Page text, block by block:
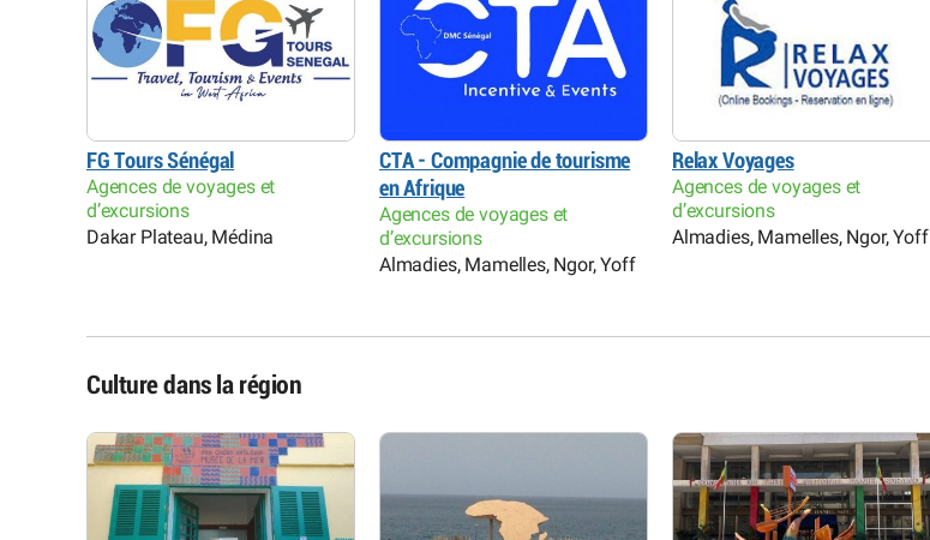
FG Tours Sénégal
Agences de voyages et
d’excursions
Dakar Plateau, Médina
CTA - Compagnie de tourisme
en Afrique
Agences de voyages et
d’excursions
Almadies, Mamelles, Ngor, Yoff
Relax Voyages
Agences de voyages et
d’excursions
Almadies, Mamelles, Ngor, Yoff
Culture dans la région